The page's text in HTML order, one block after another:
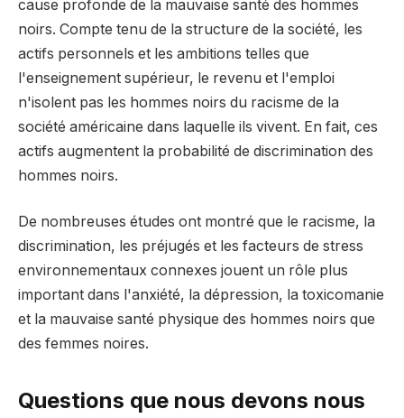
cause profonde de la mauvaise santé des hommes
noirs. Compte tenu de la structure de la société, les
actifs personnels et les ambitions telles que
l'enseignement supérieur, le revenu et l'emploi
n'isolent pas les hommes noirs du racisme de la
société américaine dans laquelle ils vivent. En fait, ces
actifs augmentent la probabilité de discrimination des
hommes noirs.
De nombreuses études ont montré que le racisme, la
discrimination, les préjugés et les facteurs de stress
environnementaux connexes jouent un rôle plus
important dans l'anxiété, la dépression, la toxicomanie
et la mauvaise santé physique des hommes noirs que
des femmes noires.
Questions que nous devons nous